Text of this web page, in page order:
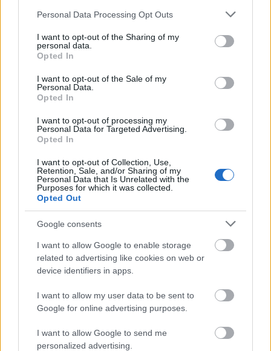
Please note that this website/app uses one or more Google
not limited to your visit or usage behaviour. You may click to
grant or deny consent to Google and its third-party tags to
use your data for below specified purposes in below Google
consent section.
Personal Data Processing Opt Outs
I want to opt-out of the Sharing of my
personal data.
Opted In
I want to opt-out of the Sale of my
Personal Data.
Opted In
I want to opt-out of processing my
Personal Data for Targeted Advertising.
Opted In
I want to opt-out of Collection, Use,
Retention, Sale, and/or Sharing of my
Personal Data that Is Unrelated with the
Purposes for which it was collected.
Opted Out
Google consents
I want to allow Google to enable storage
related to advertising like cookies on web or
device identifiers in apps.
I want to allow my user data to be sent to
Google for online advertising purposes.
I want to allow Google to send me
personalized advertising.
Aktuális kiállításaink